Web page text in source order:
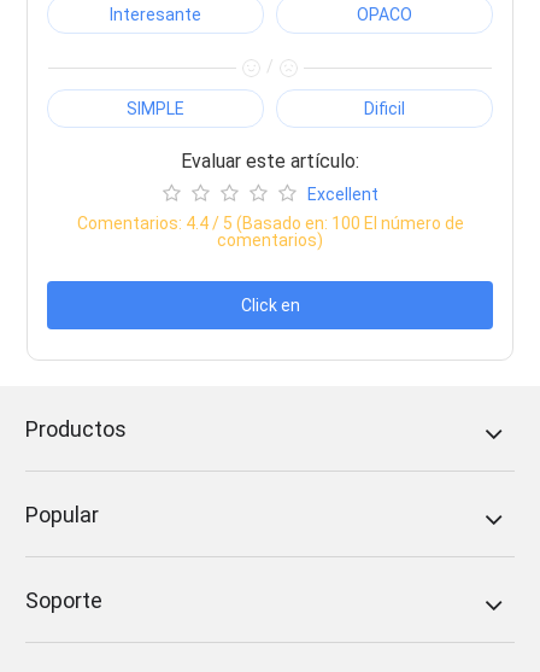
Interesante OPACO
/
SIMPLE Dificil
Evaluar este artículo:
Excellent
Comentarios: 4.4/ 5 (Basado en: 100 El número de
comentarios)
Click en
Productos
Popular
Soporte